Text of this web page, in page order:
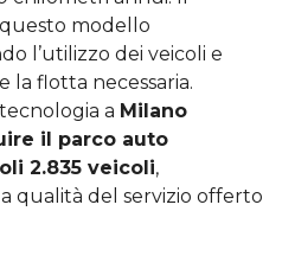
modello
l’utilizzo dei veicoli e
la flotta necessaria.
a Milano
il parco auto
2.835 veicoli,
qualità del servizio offerto